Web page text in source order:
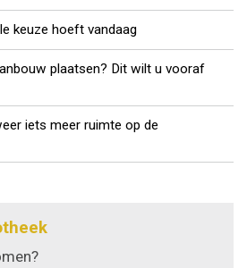
keuze hoeft vandaag
plaatsen? Dit wilt u vooraf
iets meer ruimte op de